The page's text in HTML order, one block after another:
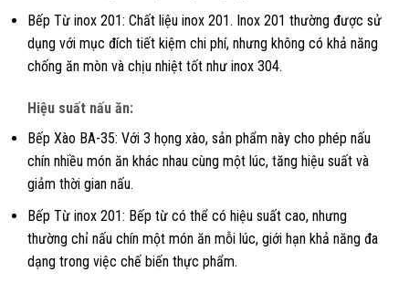
Bếp Từ inox 201: Chất liệu inox 201. Inox 201 thường được sử
dụng với mục đích tiết kiệm chi phí, nhưng không có khả năng
chống ăn mòn và chịu nhiệt tốt như inox 304.
Hiệu suất nấu ăn:
Bếp Xào BA-35: Với 3 họng xào, sản phẩm này cho phép nấu
chín nhiều món ăn khác nhau cùng một lúc, tăng hiệu suất và
giảm thời gian nấu.
Bếp Từ inox 201: Bếp từ có thể có hiệu suất cao, nhưng
thường chỉ nấu chín một món ăn mỗi lúc, giới hạn khả năng đa
dạng trong việc chế biến thực phẩm.